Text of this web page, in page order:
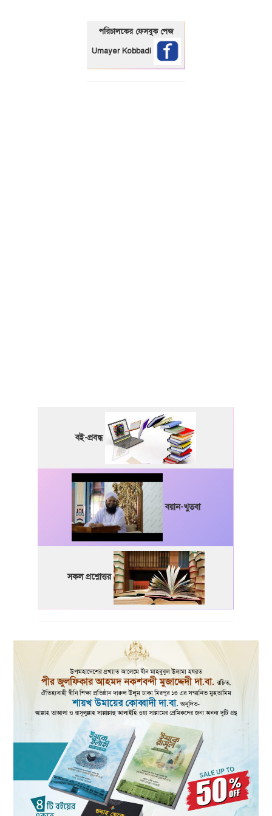
পরিচালকের ফেসবুক পেজ
Umayer Kobbadi
বই-প্রবন্ধ
বয়ান-খুতবা
সকল প্রশ্নোত্তর